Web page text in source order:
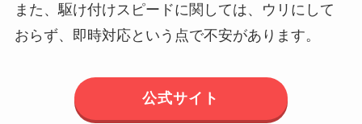
また、駆け付けスピードに関しては、ウリにして
おらず、即時対応という点で不安があります。
公式サイト